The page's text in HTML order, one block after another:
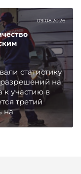
09.08.2026
статистику
на
к участию в
третий
на
об экономике